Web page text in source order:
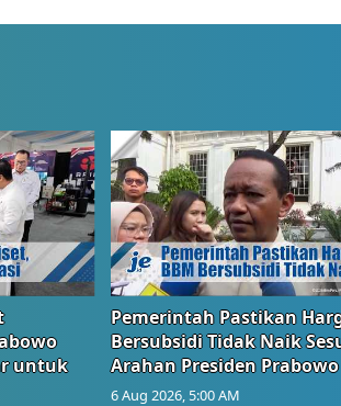
untuk
Pemerintah Pastikan
Bersubsidi Tidak Naik
Arahan Presiden Prabowo
6 Aug 2026, 5:00 AM